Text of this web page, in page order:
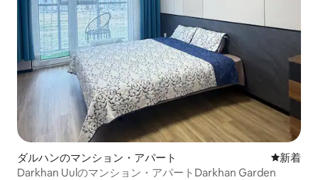
ダルハンのマンション・アパート 新しい宿
新着
Darkhan Uulのマンション・アパートDarkhan Garden